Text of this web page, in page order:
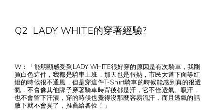
Q2 LADY WHITE的穿著經驗?
W：「能明顯感受到LADY WHITE很好穿的原因是有次騎車，我剛
買白色這件，我都是騎車上班，那天也是很熱，市民大道下面等紅
燈的時候很不通風，但是穿這件T-Shirt騎車的時候能感到真的很透
氣，不會像其他牌子穿著騎車時背後都是汗，它不僅透氣、吸汗，
也不會留下汗漬，穿的時候也覺得沒那麼容易流汗，而且透氣的話
腋下就不會臭了，推薦給各位！」